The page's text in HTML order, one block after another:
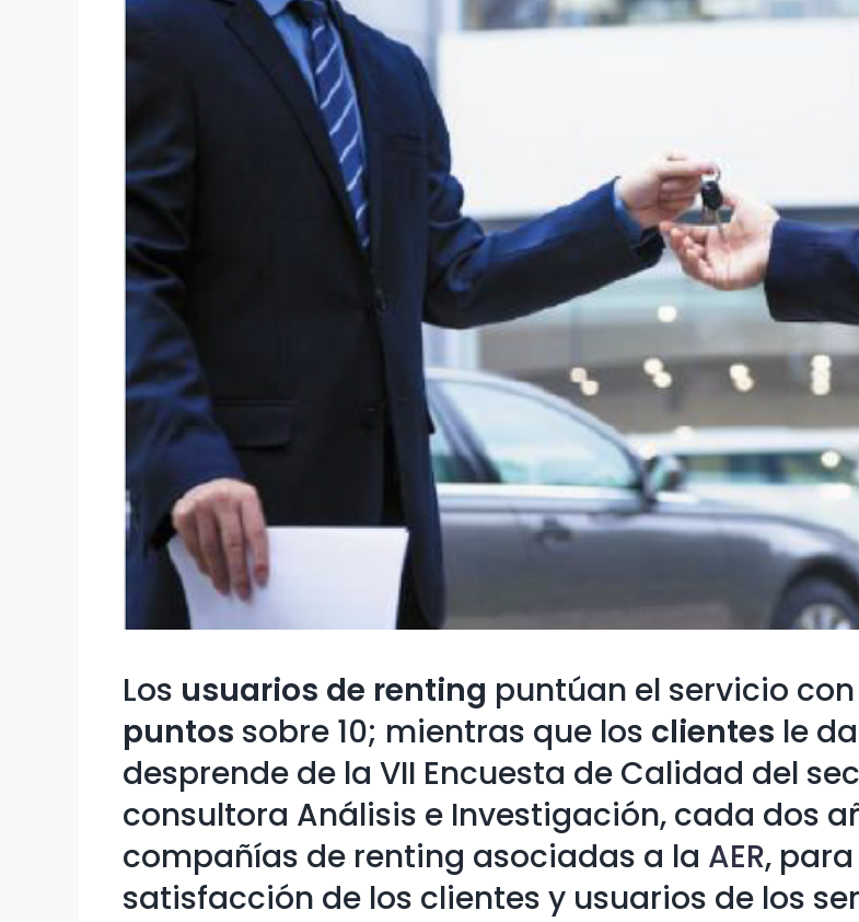
Los usuarios de renting puntúan el servicio
puntos sobre 10; mientras que los clientes le
desprende de la VII Encuesta de Calidad del
consultora Análisis e Investigación, cada dos
compañías de renting asociadas a la AER,
satisfacción de los clientes y usuarios de los